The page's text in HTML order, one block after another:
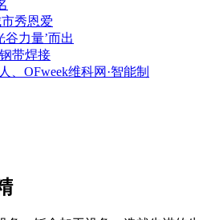
秀恩爱
谷力量’而出
带焊接
、OFweek维科网·智能制